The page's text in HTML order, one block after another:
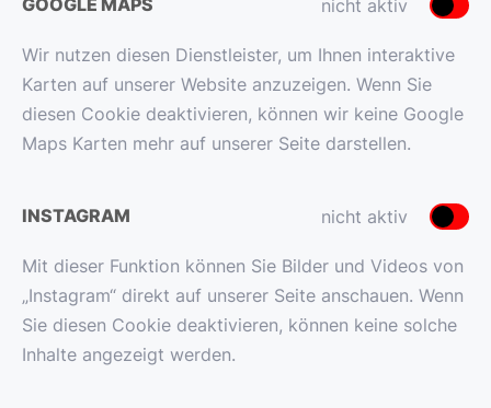
GOOGLE MAPS nicht aktiv
Wir nutzen diesen Dienstleister, um Ihnen interaktive
Karten auf unserer Website anzuzeigen. Wenn Sie
diesen Cookie deaktivieren, können wir keine Google
Maps Karten mehr auf unserer Seite darstellen.
INSTAGRAM nicht aktiv
Mit dieser Funktion können Sie Bilder und Videos von
„Instagram“ direkt auf unserer Seite anschauen. Wenn
Sie diesen Cookie deaktivieren, können keine solche
Inhalte angezeigt werden.